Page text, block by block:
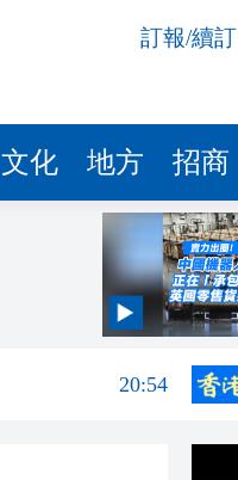
訂報/續訂
文化 地方 招商
20:54